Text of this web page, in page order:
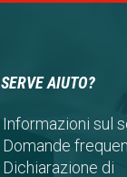
SERVE AIUTO?
Informazioni sul
Domande
Dichiarazione di